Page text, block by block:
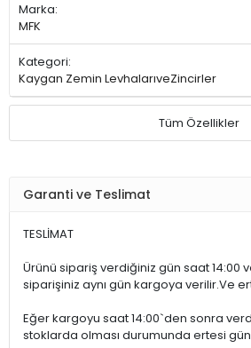
Marka:
MFK
Kategori:
Kaygan Zemin LevhalarıveZincirler
Tüm Özellikler
Garanti ve Teslimat
TESLİMAT
Ürünü sipariş verdiğiniz gün saat 14:00
siparişiniz aynı gün kargoya verilir.Ve
Eğer kargoyu saat 14:00`den sonra
stoklarda olması durumunda ertesi